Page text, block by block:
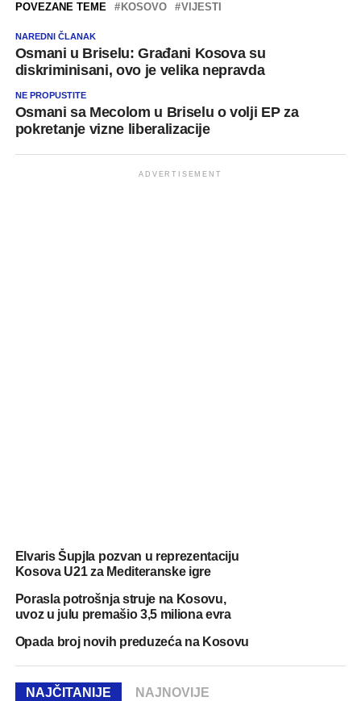
POVEZANE TEME KOSOVO VIJESTI
NAREDNI ČLANAK
Osmani u Briselu: Građani Kosova su
diskriminisani, ovo je velika nepravda
NE PROPUSTITE
Osmani sa Mecolom u Briselu o volji EP za
pokretanje vizne liberalizacije
ADVERTISEMENT
Elvaris Šupjla pozvan u reprezentaciju
Kosova U21 za Mediteranske igre
Porasla potrošnja struje na Kosovu,
uvoz u julu premašio 3,5 miliona evra
Opada broj novih preduzeća na Kosovu
NAJČITANIJE NAJNOVIJE